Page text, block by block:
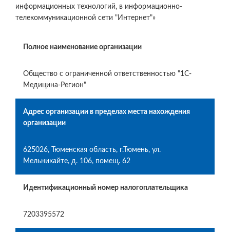
информационных технологий, в информационно-
телекоммуникационной сети "Интернет"»
Полное наименование организации
Общество с ограниченной ответственностью "1С-
Медицина-Регион"
Адрес организации в пределах места нахождения
организации
625026, Тюменская область, г.Тюмень, ул.
Мельникайте, д. 106, помещ. 62
Идентификационный номер налогоплательщика
7203395572